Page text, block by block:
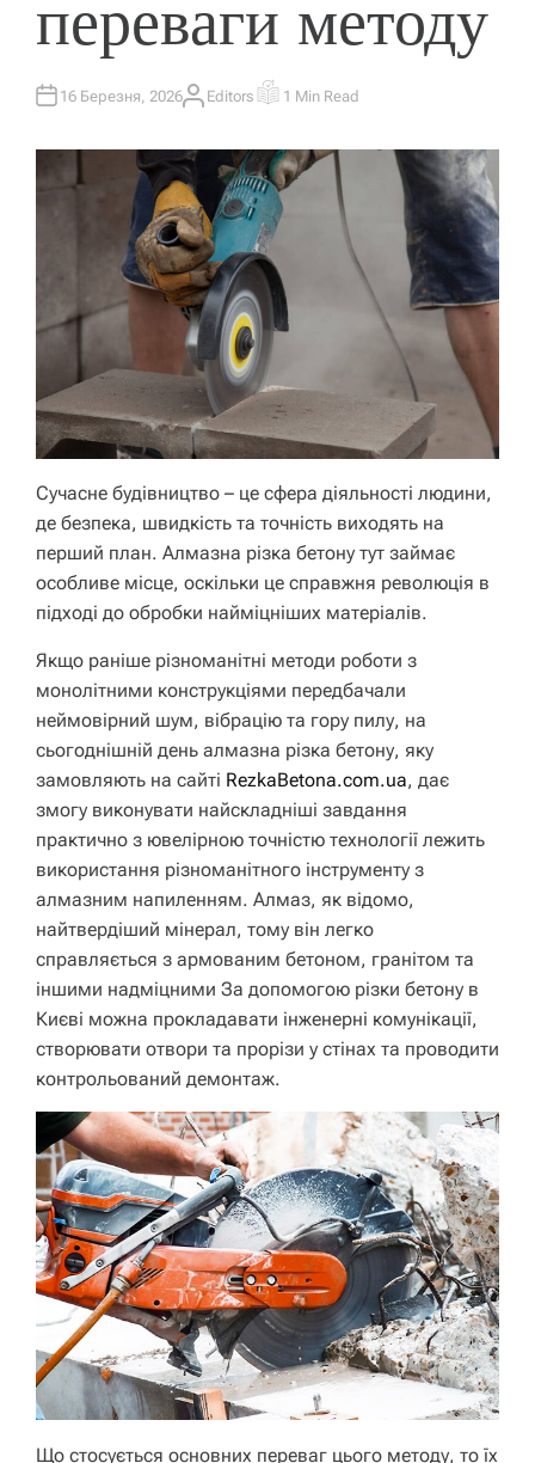
переваги методу
16 Березня, 2026A
H
O
R
EditorsE
I
M
A
T
E
D
R
E
A
D
T
I
M
E
1 Min Read
Сучасне будівництво – це сфера діяльності людини,
де безпека, швидкість та точність виходять на
перший план. Алмазна різка бетону тут займає
особливе місце, оскільки це справжня революція в
підході до обробки найміцніших матеріалів.
Якщо раніше різноманітні методи роботи з
монолітними конструкціями передбачали
неймовірний шум, вібрацію та гору пилу, на
сьогоднішній день алмазна різка бетону, яку
замовляють на сайті RezkaBetona.com.ua, дає
змогу виконувати найскладніші завдання
практично з ювелірною точністю технології лежить
використання різноманітного інструменту з
алмазним напиленням. Алмаз, як відомо,
найтвердіший мінерал, тому він легко
справляється з армованим бетоном, гранітом та
іншими надміцними За допомогою різки бетону в
Києві можна прокладавати інженерні комунікації,
створювати отвори та прорізи у стінах та проводити
контрольований демонтаж.
Що стосується основних переваг цього методу, то їх